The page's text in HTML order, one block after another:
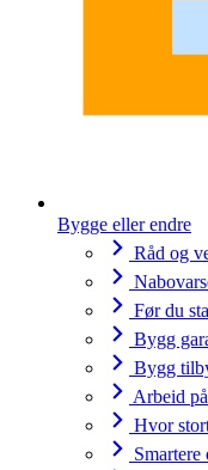
Bygge eller endre
Råd og
Før du
Bygg
Bygg
Arbeid
Hvor
Smartere